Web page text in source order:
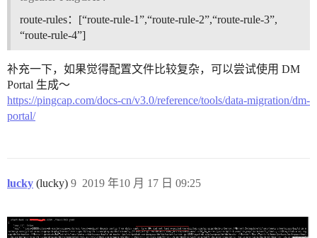
route-rules：[“route-rule-1”,“route-rule-2”,“route-rule-3”,
“route-rule-4”]
补充一下，如果觉得配置文件比较复杂，可以尝试使用 DM
Portal 生成～
https://pingcap.com/docs-cn/v3.0/reference/tools/data-migration/dm-
portal/
lucky (lucky) 2019 年10 月 17 日 09:25
9